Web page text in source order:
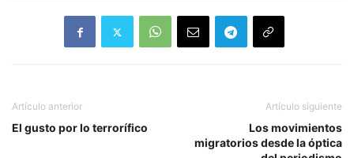
Artículo anterior
El gusto por lo terrorífico
Artículo siguiente
Los movimientos
migratorios desde la óptica